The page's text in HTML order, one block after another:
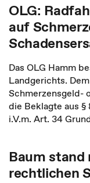
OLG:
auf
Das OLG Hamm
Landgerichts.
Schmerzensgeld-
die Beklagte aus §
i.V.m. Art. 34
Baum
rechtlichen